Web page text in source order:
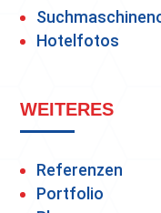
Hotelfotos
WEITERES
Referenzen
Portfolio